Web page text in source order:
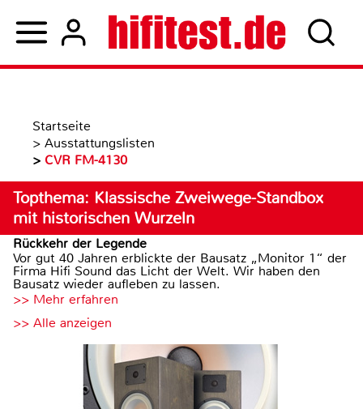
Startseite
> Ausstattungslisten
> CVR FM-4130
Topthema: Klassische Zweiwege-Standbox
mit historischen Wurzeln
Rückkehr der Legende
Vor gut 40 Jahren erblickte der Bausatz „Monitor 1“ der
Firma Hifi Sound das Licht der Welt. Wir haben den
Bausatz wieder aufleben zu lassen.
>> Mehr erfahren
>> Alle anzeigen